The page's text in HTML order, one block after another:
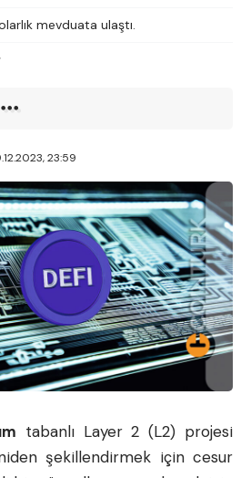
mevduata ulaştı.
23:59
tabanlı Layer 2 (L2) projesi
şekillendirmek için cesur